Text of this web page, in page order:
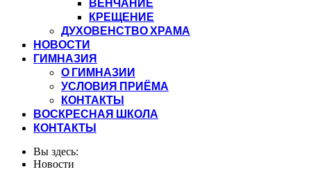
КРЕЩЕНИЕ
ДУХОВЕНСТВО ХРАМА
НОВОСТИ
ГИМНАЗИЯ
О ГИМНАЗИИ
УСЛОВИЯ ПРИЁМА
КОНТАКТЫ
ВОСКРЕСНАЯ ШКОЛА
КОНТАКТЫ
Вы здесь:
Новости